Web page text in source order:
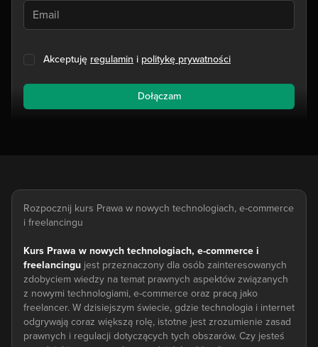
Akceptuję regulamin i politykę prywatności
Dołączam
Rozpocznij kurs Prawa w nowych technologiach, e-commerce
i freelancingu
Kurs Prawa w nowych technologiach, e-commerce i
freelancingu jest przeznaczony dla osób zainteresowanych
zdobyciem wiedzy na temat prawnych aspektów związanych
z nowymi technologiami, e-commerce oraz pracą jako
freelancer. W dzisiejszym świecie, gdzie technologia i internet
odgrywają coraz większą rolę, istotne jest zrozumienie zasad
prawnych i regulacji dotyczących tych obszarów. Czy jesteś